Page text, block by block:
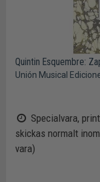
Quintin Esquembre:
Unión Musical
Specialvara,
skickas normalt
vara)